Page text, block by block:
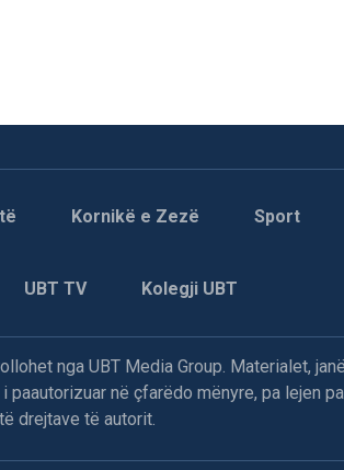
Kornikë e Zezë Sport
UBT TV Kolegji UBT
nga UBT Media Group. Materialet,
në çfarëdo mënyre, pa lejen
drejtave të autorit.